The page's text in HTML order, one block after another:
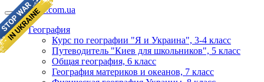
geomap.com.ua
География
Курс по географии "Я и Украина", 3-4 класс
Путеводитель "Киев для школьников", 5 класс
Общая география, 6 класс
География материков и океанов, 7 класс